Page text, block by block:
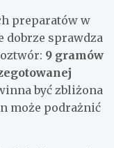
preparatów w
dobrze sprawdza
9 gramów
być zbliżona
może podrażnić